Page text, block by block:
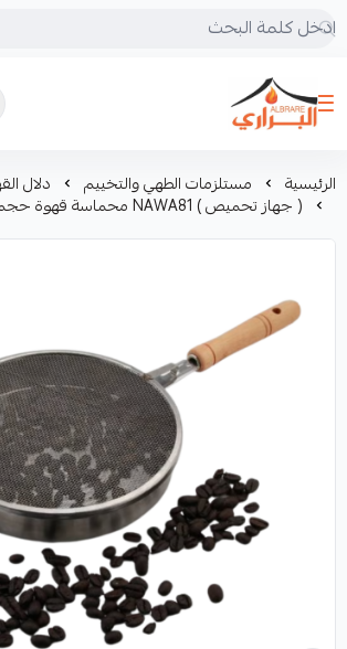
البراري للرحلات
الرئيسية مستلزمات الطهي والتخييم دلال
( جهاز تحميص ) NAWA81 محماسة قهوة حجم كبير مع الجراب